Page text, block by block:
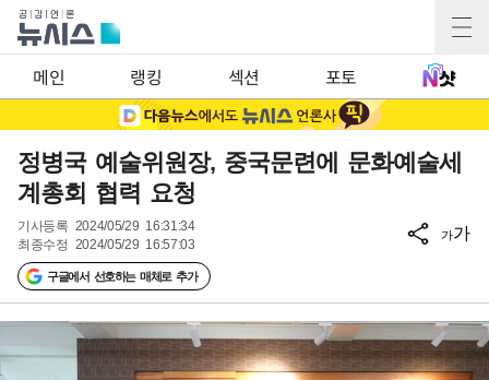
메인 랭킹 섹션 포토
정병국 예술위원장, 중국문련에 문화예술세
계총회 협력 요청
기사등록 2024/05/29 16:31:34
최종수정 2024/05/29 16:57:03
구글에서 선호하는 매체로 추가
가가